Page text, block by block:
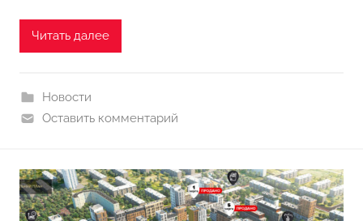
Читать далее
Новости
Оставить комментарий